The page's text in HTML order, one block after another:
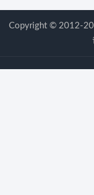
Copyright © 2012-